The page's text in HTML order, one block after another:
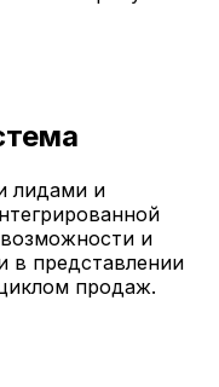
лидами и
и
в представлении
продаж.